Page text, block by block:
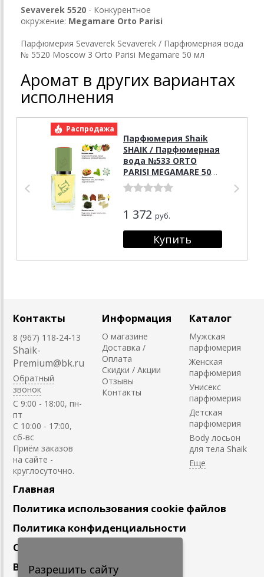
Sevaverek 5520 - Конкурентное
окружение: Megamare Orto Parisi
Парфюмерия Sevaverek Sevaverek / Парфюмерная вода
№ 5520 Moscow 3 Orto Parisi Megamare 50 мл
Аромат в других вариантах
исполнения
Распродажа
Парфюмерия Shaik
SHAIK / Парфюмерная
вода №533 ORTO
PARISI MEGAMARE 50
мл
1 372 руб.
Контакты
8 (967) 118-24-13
Shaik-
Premium@bk.ru
Обратный
звонок
C 9:00 - 18:00, пн-
пт
С 10:00 - 17:00,
сб-вс
Приём заказов
на сайте -
круглосуточно.
Информация
О магазине
Доставка /
Оплата
Скидки / Акции
Отзывы
Контакты
Каталог
Мужская
парфюмерия
Женская
парфюмерия
Унисекс
парфюмерия
Детская
парфюмерия
Body лосьон
для тела Shaik
Главная
Политика использования cookie файлов
Политика конфиденциальности
Сотрудничество
Вакансии
Разрешить сайту